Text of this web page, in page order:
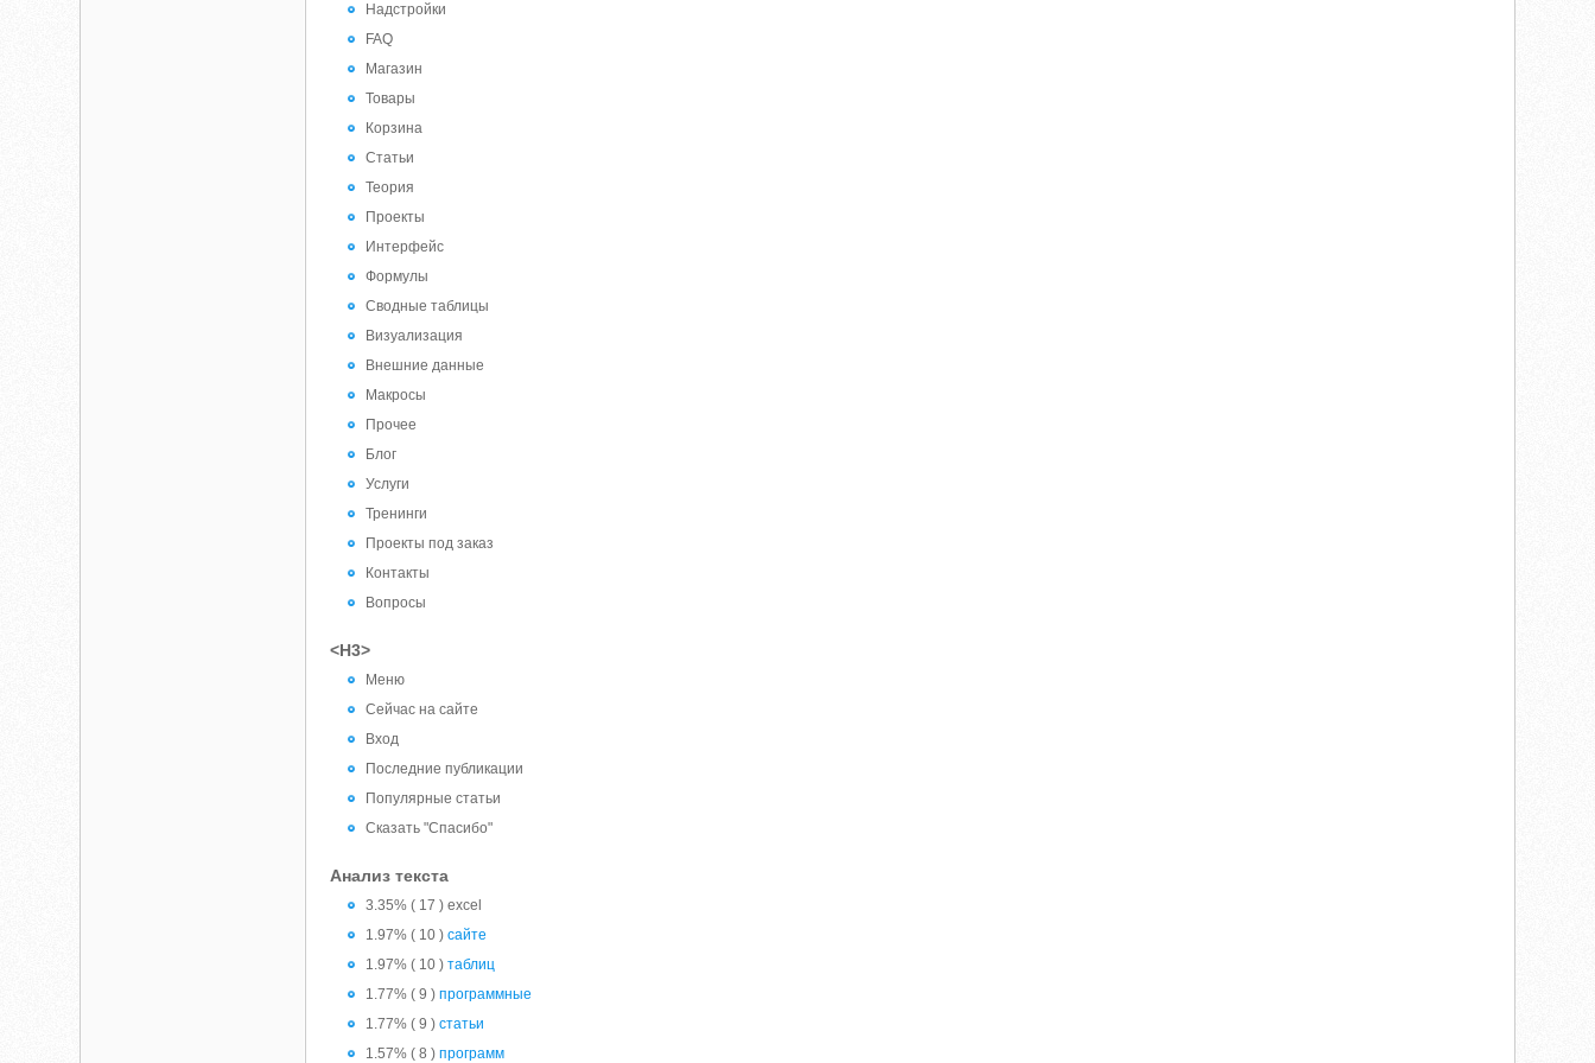
Надстройки
FAQ
Магазин
Товары
Корзина
Статьи
Теория
Проекты
Интерфейс
Формулы
Сводные таблицы
Визуализация
Внешние данные
Макросы
Прочее
Блог
Услуги
Тренинги
Проекты под заказ
Контакты
Вопросы
<H3>
Меню
Сейчас на сайте
Вход
Последние публикации
Популярные статьи
Сказать "Спасибо"
Анализ текста
3.35% ( 17 ) excel
1.97% ( 10 )сайте
1.97% ( 10 )таблиц
1.77% ( 9 )программные
1.77% ( 9 )статьи
1.57% ( 8 )программ